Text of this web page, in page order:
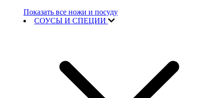
Показать все ножи и посуду
СОУСЫ И СПЕЦИИ